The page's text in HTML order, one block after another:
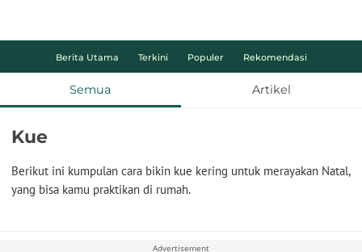
Berita Utama Terkini Populer Rekomendasi
Semua Artikel
Kue
Berikut ini kumpulan cara bikin kue kering untuk merayakan Natal,
yang bisa kamu praktikan di rumah.
Advertisement